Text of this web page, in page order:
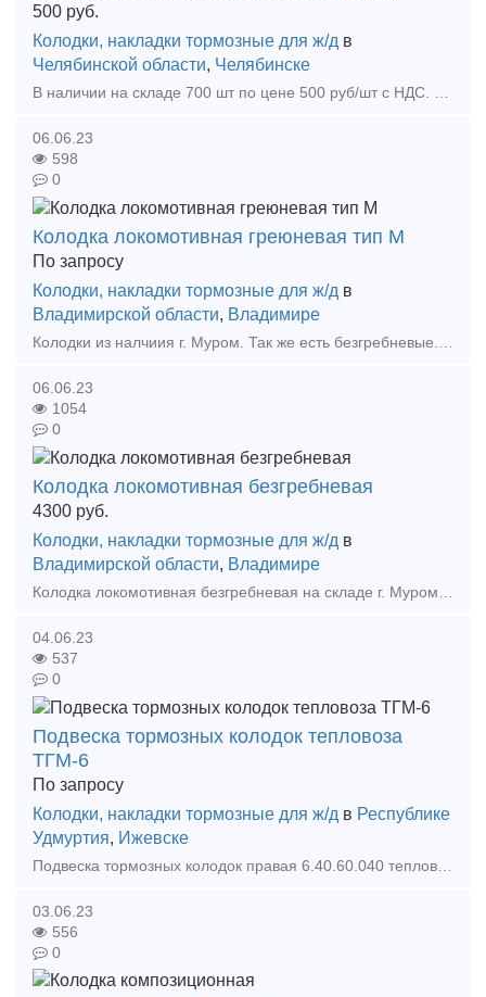
500 руб.
Колодки, накладки тормозные для ж/д в
Челябинской области, Челябинске
В наличии на складе 700 шт по цене 500 руб/шт с НДС. Так же в наличии имеется Башмак горочный 87.39.00СБ по 880 руб/шт с НДС, Плита упорная 106.00.003-0 по 2200 руб/шт, Сектор запора правый/ле
06.06.23
598
0
Колодка локомотивная греюневая тип М
По запросу
Колодки, накладки тормозные для ж/д в
Владимирской области, Владимире
Колодки из налчиия г. Муром. Так же есть безгребневые. Низкие цены, доставка. Предлагаем полный перечень материалов ВСП по конкурентным ценам. Тип предложения: предлагаю продукцию, усл
06.06.23
1054
0
Колодка локомотивная безгребневая
4300 руб.
Колодки, накладки тормозные для ж/д в
Владимирской области, Владимире
04.06.23
537
0
Подвеска тормозных колодок тепловоза
ТГМ-6
По запросу
Колодки, накладки тормозные для ж/д в Республике
Удмуртия, Ижевске
03.06.23
556
0